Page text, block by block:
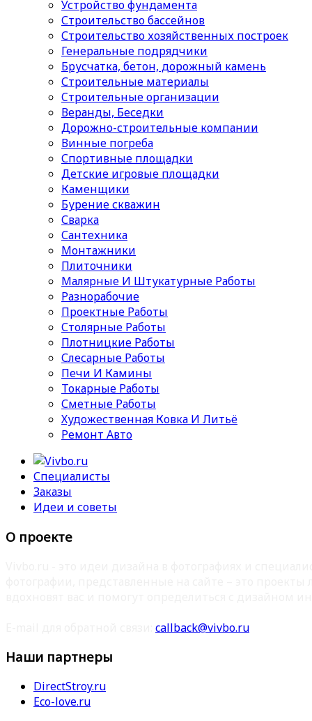
Устройство фундамента
Строительство бассейнов
Строительство хозяйственных построек
Генеральные подрядчики
Брусчатка, бетон, дорожный камень
Строительные материалы
Cтроительные организации
Веранды, Беседки
Дорожно-строительные компании
Винные погреба
Спортивные площадки
Детские игровые площадки
Каменщики
Бурение скважин
Сварка
Сантехника
Монтажники
Плиточники
Малярные И Штукатурные Работы
Разнорабочие
Проектные Работы
Столярные Работы
Плотницкие Работы
Слесарные Работы
Печи И Камины
Токарные Работы
Сметные Работы
Художественная Ковка И Литьё
Ремонт Авто
Специалисты
Заказы
Идеи и советы
О проекте
callback@vivbo.ru
Наши партнеры
DirectStroy.ru
Eco-love.ru